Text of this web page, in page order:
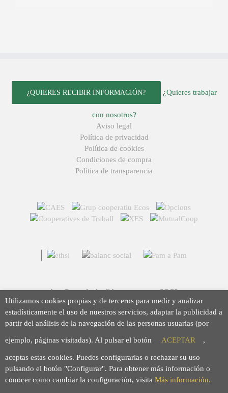
¿QUIERES RECIBIR INFORMACIÓN? ¿Quieres trabajar
con nosotros?
Aviso legal
Política de privacidad
Política de cookies
Condiciones de compra
Política de transparencia
Arç Corredoria d'Assegurances, SCCL
Casp 43, 08010 Barcelona
93 423 46 02
info@arc.coop
Utilizamos cookies propias y de terceros para medir y analizar
estadísticamente el uso de nuestros servicios, adaptar la publicidad a
partir del análisis de la navegación de las personas usuarias (por
ejemplo, páginas visitadas). Al pulsar el botón ACEPTAR ,
aceptas estas cookies. Puedes configurarlas o rechazar su uso
pulsando el botón "Configurar". Para obtener más información o
conocer como cambiar la configuración, visita Más información.